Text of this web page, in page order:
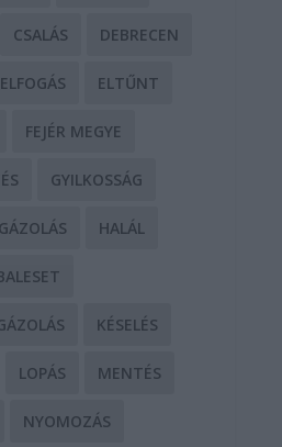
CSALÁS DEBRECEN
ELFOGÁS ELTŰNT
FEJÉR MEGYE
GYILKOSSÁG
GÁZOLÁS HALÁL
KÉSELÉS
LOPÁS MENTÉS
NYOMOZÁS